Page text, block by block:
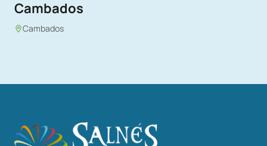
Cambados
Cambados